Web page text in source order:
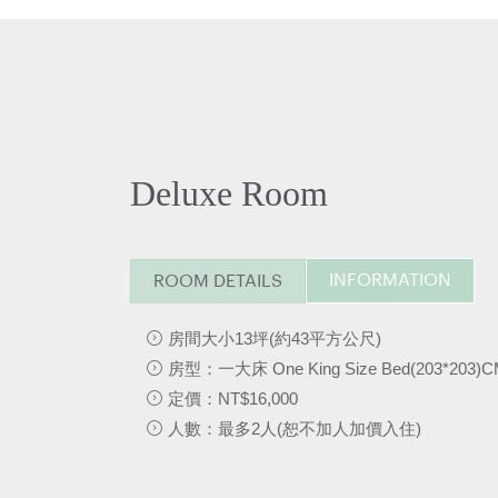
Deluxe Room
ROOM DETAILS INFORMATION
房間大小13坪(約43平方公尺)
房型：一大床 One King Size
定價：NT$16,000
人數：最多2人(恕不加人加價入住)